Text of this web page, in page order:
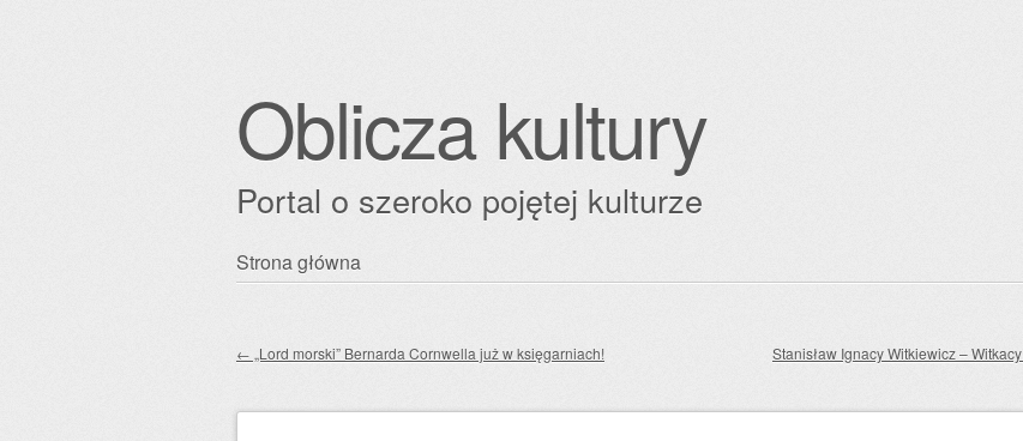
Oblicza kultury
Portal o szeroko pojętej kulturze
Przejdź
Strona główna
Zobacz wpisy
← „Lord morski” Bernarda Cornwella już w księgarniach! Stanisław Ignacy Witkiewicz – Witkacy